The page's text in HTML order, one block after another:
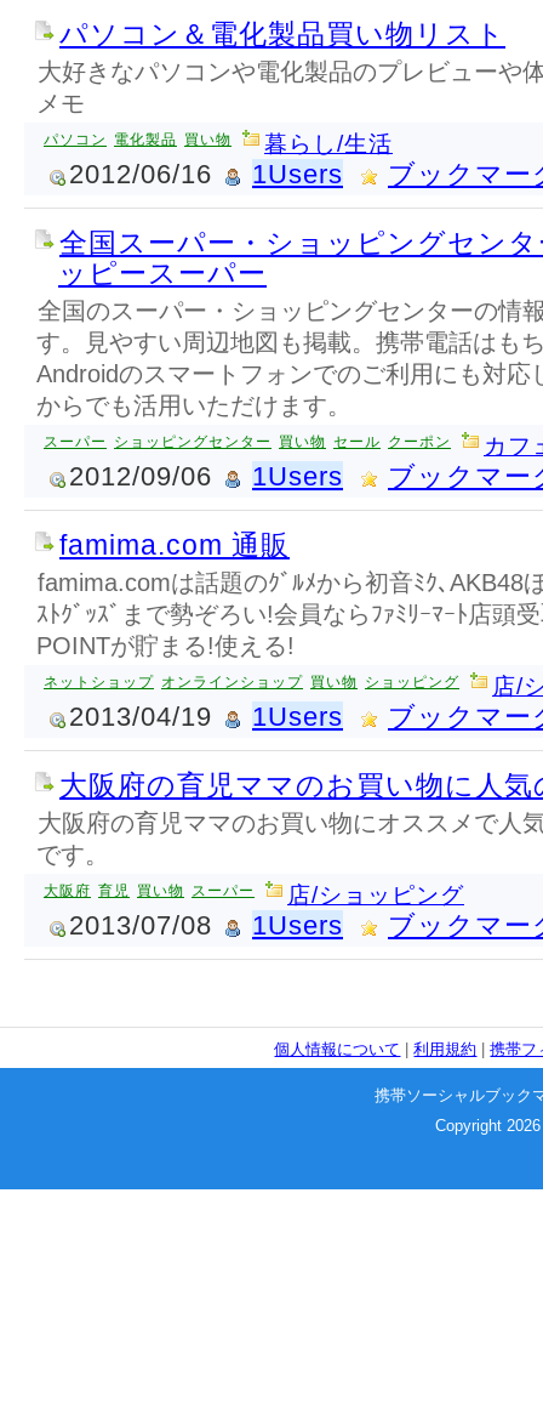
パソコン＆電化製品買い物リスト
大好きなパソコンや電化製品のプレビューや
メモ
パソコン 電化製品 買い物 暮らし/生活
2012/06/16 1Users ブックマー
全国スーパー・ショッピングセン
ッピースーパー
全国のスーパー・ショッピングセンターの情
す。見やすい周辺地図も掲載。携帯電話はも
Androidのスマートフォンでのご利用にも対応
からでも活用いただけます。
スーパー ショッピングセンター 買い物 セール クーポン カフ
2012/09/06 1Users ブックマー
famima.com 通販
famima.comは話題のｸﾞﾙﾒから初音ﾐｸ､AKB48
ｽﾄｸﾞｯｽﾞまで勢ぞろい!会員ならﾌｧﾐﾘｰﾏｰﾄ店頭
POINTが貯まる!使える!
ネットショップ オンラインショップ 買い物 ショッピング 店/
2013/04/19 1Users ブックマー
大阪府の育児ママのお買い物に人気
大阪府の育児ママのお買い物にオススメで人
です。
大阪府 育児 買い物 スーパー 店/ショッピング
2013/07/08 1Users ブックマー
個人情報について |利用規約 |携帯フ
携帯ソーシャルブック
Copyright